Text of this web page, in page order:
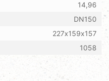
14,96
DN150
227х159х157
1058